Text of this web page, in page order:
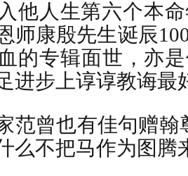
他人生第六个本
师康殷先生诞辰
的专辑面世，亦
进步上谆谆教诲最
范曾也有佳句赠翰
么不把马作为图腾